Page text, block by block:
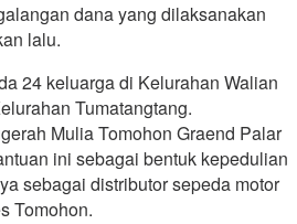
dana yang dilaksanakan
lalu.
24 keluarga di Kelurahan Walian
Tumatangtang.
Mulia Tomohon Graend Palar
ini sebagai bentuk kepedulian
sebagai distributor sepeda motor
Tomohon.